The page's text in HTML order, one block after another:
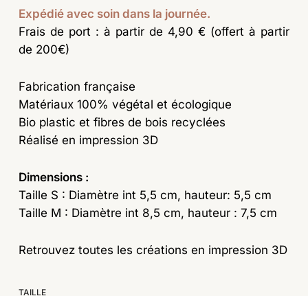
prix :
9,90€
Expédié avec soin dans la journée.
Frais de port : à partir de 4,90 € (offert à partir
de 200€)
Fabrication française
Matériaux 100% végétal et écologique
Bio plastic et fibres de bois recyclées
Réalisé en impression 3D
Dimensions :
Taille S : Diamètre int 5,5 cm, hauteur: 5,5 cm
Taille M : Diamètre int 8,5 cm, hauteur : 7,5 cm
Retrouvez toutes les créations en impression 3D
TAILLE